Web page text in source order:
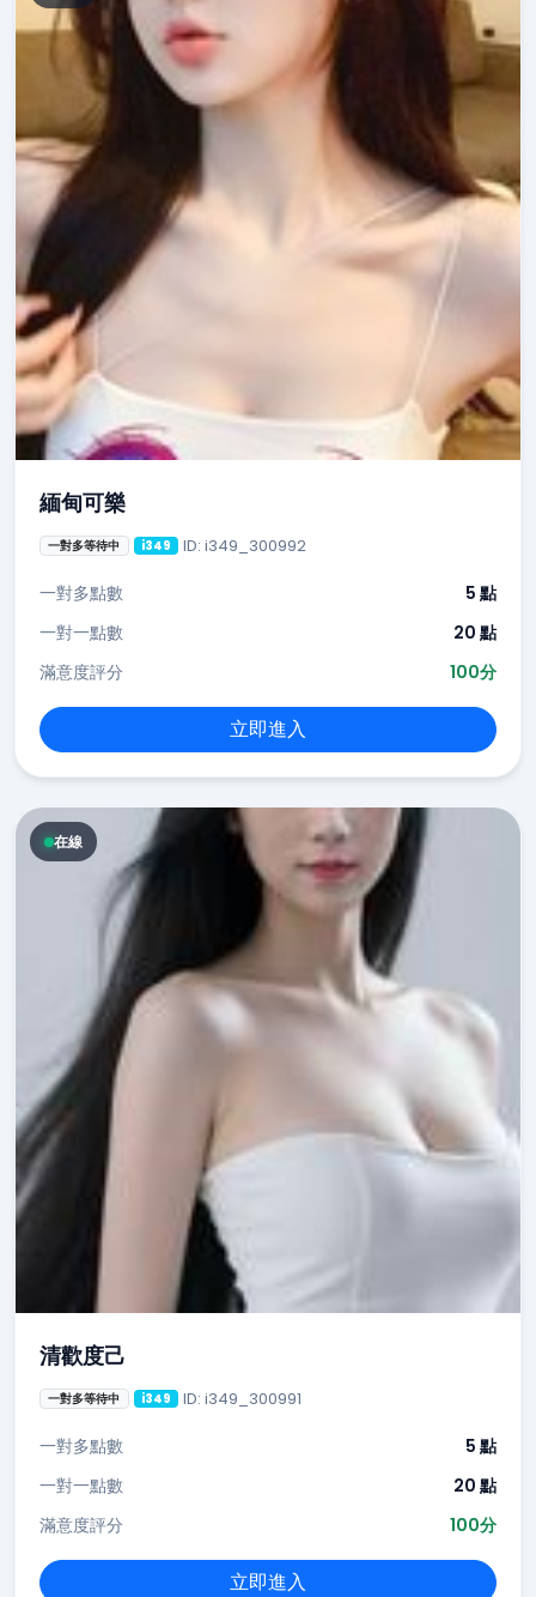
緬甸可樂
一對多等待中 i349 ID: i349_300992
一對多點數
5 點
一對一點數
20 點
滿意度評分
100分
立即進入
在線
清歡度己
一對多等待中 i349 ID: i349_300991
一對多點數
5 點
一對一點數
20 點
滿意度評分
100分
立即進入